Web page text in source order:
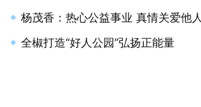
杨茂香：热心公益事业 真情关爱他人
全椒打造“好人公园”弘扬正能量